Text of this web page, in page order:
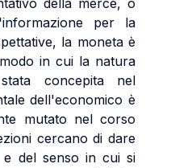
della merce, o
per la
la moneta è
in cui la natura
concepita nel
dell'economico è
mutato nel corso
cercano di dare
del senso in cui si